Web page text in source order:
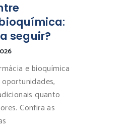
seguir?
e bioquímica
quanto
Confira as